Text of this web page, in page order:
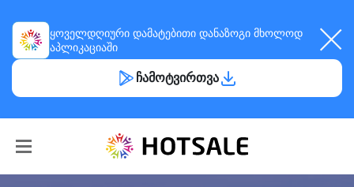
ყოველდღიური დამატებითი დანაზოგი მხოლოდ
აპლიკაციაში
ჩამოტვირთვა